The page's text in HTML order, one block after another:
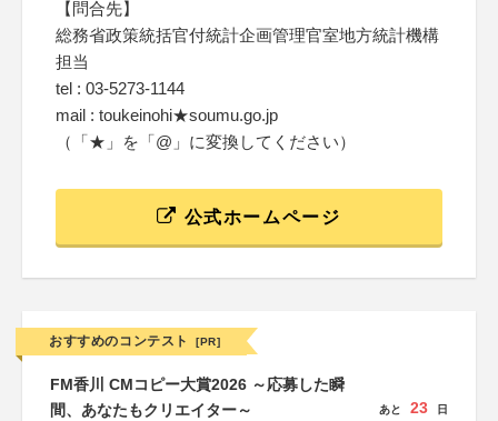
【問合先】
総務省政策統括官付統計企画管理官室地方統計機構
担当
tel : 03-5273-1144
mail : toukeinohi★soumu.go.jp
（「★」を「@」に変換してください）
公式ホームページ
おすすめのコンテスト [PR]
FM香川 CMコピー大賞2026 ～応募した瞬
間、あなたもクリエイター～
あと 23 日